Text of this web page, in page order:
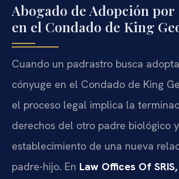
Abogado de Adopción
en el Condado de King
Cuando un padrastro busca
cónyuge en el Condado de King
el proceso legal implica la
derechos del otro padre biológico
establecimiento de una nueva
padre-hijo. En Law Offices Of SRIS,